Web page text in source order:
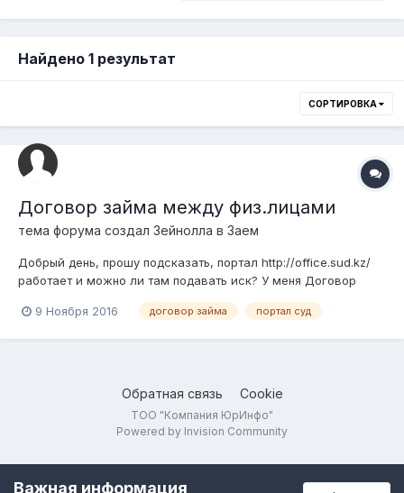
Найдено 1 результат
СОРТИРОВКА
Договор займа между физ.лицами
тема форума создал Зейнолла в Заем
Добрый день, прошу подсказать, портал http://office.sud.kz/
работает и можно ли там подавать иск? У меня Договор
обязательства. Если буду подавать сам без консультации
9 Ноября 2016 договор займа портал суд
Обратная связь Cookie
ТОО "Компания ЮрИнфо"
Powered by Invision Community
Важная информация